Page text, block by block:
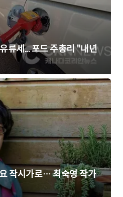
류세... 포드 주총리 "내년
작시가로… 최숙영 작가